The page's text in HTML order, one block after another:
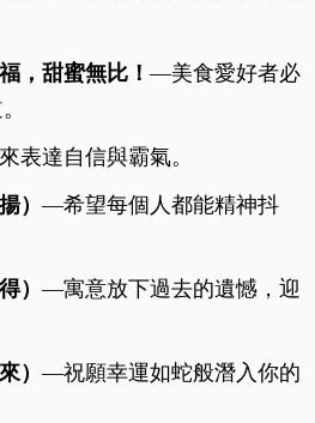
，甜蜜無比！—美食愛好者必
表達自信與霸氣。
）—希望每個人都能精神抖
）—寓意放下過去的遺憾，迎
）—祝願幸運如蛇般潛入你的